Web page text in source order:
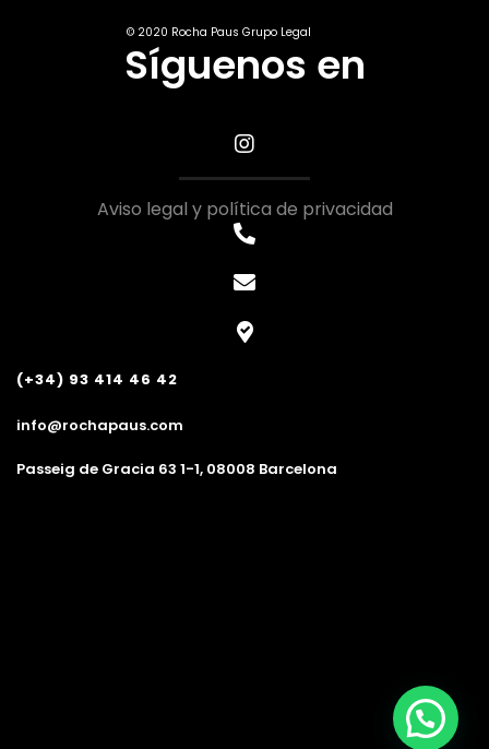
© 2020 Rocha Paus Grupo Legal
Síguenos en
Aviso legal y política de privacidad
(+34) 93 414 46 42
info@rochapaus.com
Passeig de Gracia 63 1-1, 08008 Barcelona